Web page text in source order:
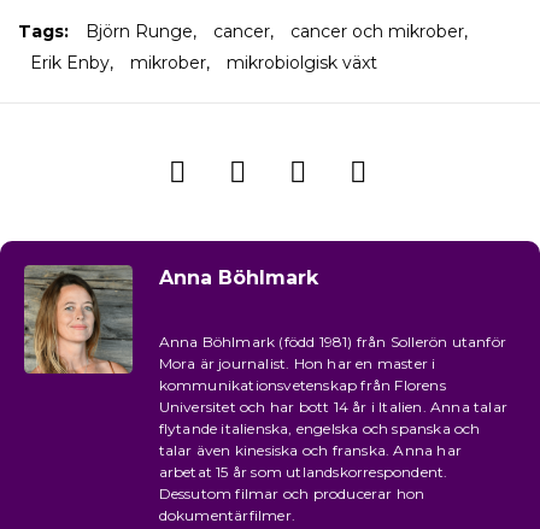
Tags: Björn Runge, cancer, cancer och mikrober,
Erik Enby, mikrober, mikrobiolgisk växt
Anna Böhlmark
Anna Böhlmark (född 1981) från Sollerön utanför
Mora är journalist. Hon har en master i
kommunikationsvetenskap från Florens
Universitet och har bott 14 år i Italien. Anna talar
flytande italienska, engelska och spanska och
talar även kinesiska och franska. Anna har
arbetat 15 år som utlandskorrespondent.
Dessutom filmar och producerar hon
dokumentärfilmer.